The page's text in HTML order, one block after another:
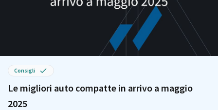
Consigli
Le migliori auto compatte in arrivo a maggio
2025